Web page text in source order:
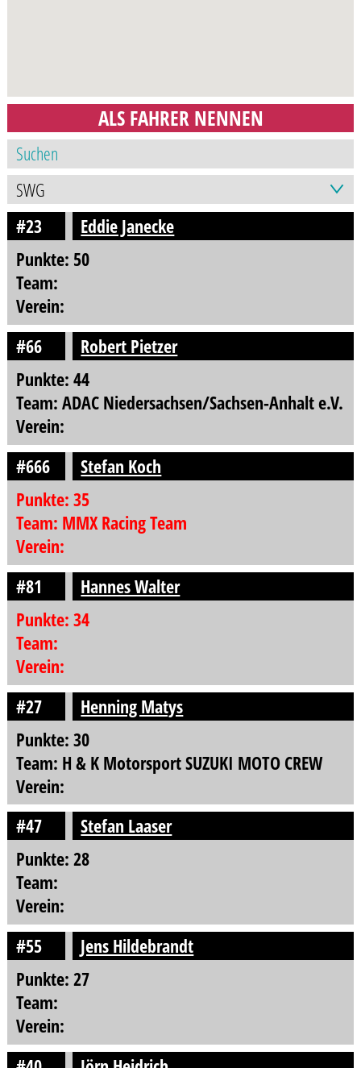
ALS FAHRER NENNEN
#23
Eddie Janecke
Punkte: 50
Team:
Verein:
#66
Robert Pietzer
Punkte: 44
Team: ADAC Niedersachsen/Sachsen-Anhalt e.V.
Verein:
#666
Stefan Koch
Punkte: 35
Team: MMX Racing Team
Verein:
#81
Hannes Walter
Punkte: 34
Team:
Verein:
#27
Henning Matys
Punkte: 30
Team: H & K Motorsport SUZUKI MOTO CREW
Verein:
#47
Stefan Laaser
Punkte: 28
Team:
Verein:
#55
Jens Hildebrandt
Punkte: 27
Team:
Verein: